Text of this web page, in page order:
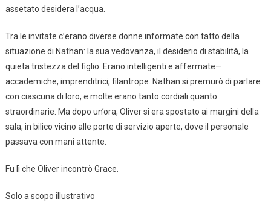
assetato desidera l’acqua.
Tra le invitate c’erano diverse donne informate con tatto della
situazione di Nathan: la sua vedovanza, il desiderio di stabilità, la
quieta tristezza del figlio. Erano intelligenti e affermate—
accademiche, imprenditrici, filantrope. Nathan si premurò di parlare
con ciascuna di loro, e molte erano tanto cordiali quanto
straordinarie. Ma dopo un’ora, Oliver si era spostato ai margini della
sala, in bilico vicino alle porte di servizio aperte, dove il personale
passava con mani attente.
Fu lì che Oliver incontrò Grace.
Solo a scopo illustrativo